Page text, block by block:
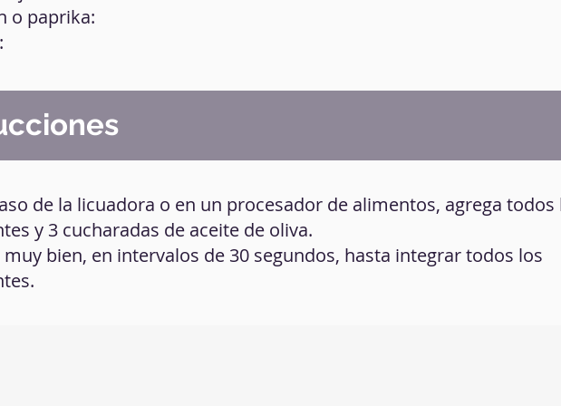
o paprika:
de la licuadora o en un procesador de alimentos, agrega todos
y 3 cucharadas de aceite de oliva.
muy bien, en intervalos de 30 segundos, hasta integrar todos los